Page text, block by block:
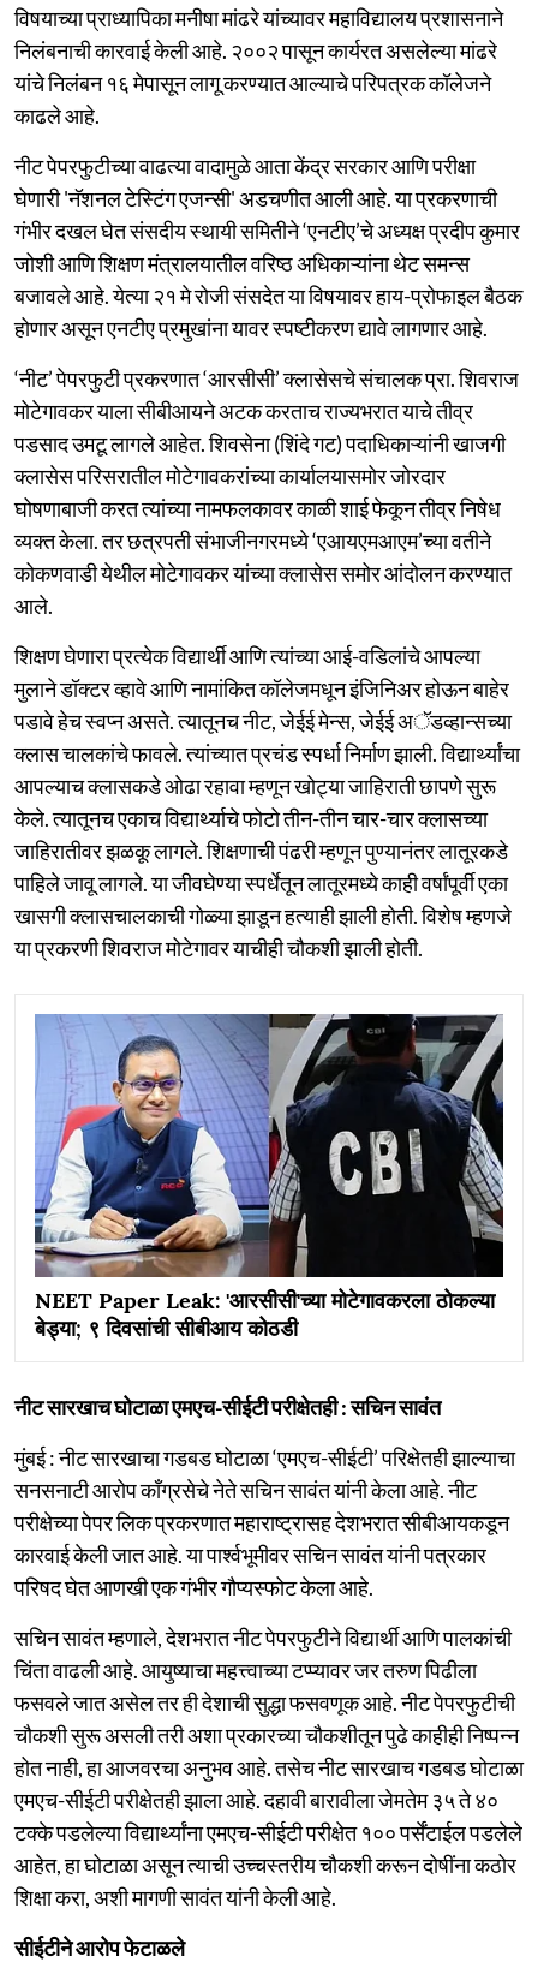
विषयाच्या प्राध्यापिका मनीषा मांढरे यांच्यावर महाविद्यालय प्रशासनाने
निलंबनाची कारवाई केली आहे. २००२ पासून कार्यरत असलेल्या मांढरे
यांचे निलंबन १६ मेपासून लागू करण्यात आल्याचे परिपत्रक कॉलेजने
काढले आहे.
नीट पेपरफुटीच्या वाढत्या वादामुळे आता केंद्र सरकार आणि परीक्षा
घेणारी 'नॅशनल टेस्टिंग एजन्सी' अडचणीत आली आहे. या प्रकरणाची
गंभीर दखल घेत संसदीय स्थायी समितीने ‘एनटीए’चे अध्यक्ष प्रदीप कुमार
जोशी आणि शिक्षण मंत्रालयातील वरिष्ठ अधिकाऱ्यांना थेट समन्स
बजावले आहे. येत्या २१ मे रोजी संसदेत या विषयावर हाय-प्रोफाइल बैठक
होणार असून एनटीए प्रमुखांना यावर स्पष्टीकरण द्यावे लागणार आहे.
‘नीट’ पेपरफुटी प्रकरणात ‘आरसीसी’ क्लासेसचे संचालक प्रा. शिवराज
मोटेगावकर याला सीबीआयने अटक करताच राज्यभरात याचे तीव्र
पडसाद उमटू लागले आहेत. शिवसेना (शिंदे गट) पदाधिकाऱ्यांनी खाजगी
क्लासेस परिसरातील मोटेगावकरांच्या कार्यालयासमोर जोरदार
घोषणाबाजी करत त्यांच्या नामफलकावर काळी शाई फेकून तीव्र निषेध
व्यक्त केला. तर छत्रपती संभाजीनगरमध्ये ‘एआयएमआएम’च्या वतीने
कोकणवाडी येथील मोटेगावकर यांच्या क्लासेस समोर आंदोलन करण्यात
आले.
शिक्षण घेणारा प्रत्येक विद्यार्थी आणि त्यांच्या आई-वडिलांचे आपल्या
मुलाने डॉक्टर व्हावे आणि नामांकित कॉलेजमधून इंजिनिअर होऊन बाहेर
पडावे हेच स्वप्न असते. त्यातूनच नीट, जेईई मेन्स, जेईई अॅडव्हान्सच्या
क्लास चालकांचे फावले. त्यांच्यात प्रचंड स्पर्धा निर्माण झाली. विद्यार्थ्यांचा
आपल्याच क्लासकडे ओढा रहावा म्हणून खोट्या जाहिराती छापणे सुरू
केले. त्यातूनच एकाच विद्यार्थ्याचे फोटो तीन-तीन चार-चार क्लासच्या
जाहिरातीवर झळकू लागले. शिक्षणाची पंढरी म्हणून पुण्यानंतर लातूरकडे
पाहिले जावू लागले. या जीवघेण्या स्पर्धेतून लातूरमध्ये काही वर्षांपूर्वी एका
खासगी क्लासचालकाची गोळ्या झाडून हत्याही झाली होती. विशेष म्हणजे
या प्रकरणी शिवराज मोटेगावर याचीही चौकशी झाली होती.
NEET Paper Leak: 'आरसीसी'च्या मोटेगावकरला ठोकल्या
बेड्या; ९ दिवसांची सीबीआय कोठडी
नीट सारखाच घोटाळा एमएच-सीईटी परीक्षेतही : सचिन सावंत
मुंबई : नीट सारखाचा गडबड घोटाळा ‘एमएच-सीईटी’ परिक्षेतही झाल्याचा
सनसनाटी आरोप काँग्रसेचे नेते सचिन सावंत यांनी केला आहे. नीट
परीक्षेच्या पेपर लिक प्रकरणात महाराष्ट्रासह देशभरात सीबीआयकडून
कारवाई केली जात आहे. या पार्श्वभूमीवर सचिन सावंत यांनी पत्रकार
परिषद घेत आणखी एक गंभीर गौप्यस्फोट केला आहे.
सचिन सावंत म्हणाले, देशभरात नीट पेपरफुटीने विद्यार्थी आणि पालकांची
चिंता वाढली आहे. आयुष्याचा महत्त्वाच्या टप्प्यावर जर तरुण पिढीला
फसवले जात असेल तर ही देशाची सुद्धा फसवणूक आहे. नीट पेपरफुटीची
चौकशी सुरू असली तरी अशा प्रकारच्या चौकशीतून पुढे काहीही निष्पन्न
होत नाही, हा आजवरचा अनुभव आहे. तसेच नीट सारखाच गडबड घोटाळा
एमएच-सीईटी परीक्षेतही झाला आहे. दहावी बारावीला जेमतेम ३५ ते ४०
टक्के पडलेल्या विद्यार्थ्यांना एमएच-सीईटी परीक्षेत १०० पर्सेंटाईल पडलेले
आहेत, हा घोटाळा असून त्याची उच्चस्तरीय चौकशी करून दोषींना कठोर
शिक्षा करा, अशी मागणी सावंत यांनी केली आहे.
सीईटीने आरोप फेटाळले